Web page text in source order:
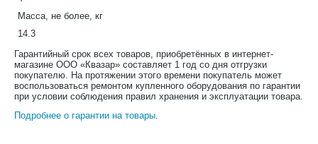
Масса, не более, кг
14.3
Гарантийный срок всех товаров, приобретённых в интернет-
магазине ООО «Квазар» составляет 1 год со дня отгрузки
покупателю. На протяжении этого времени покупатель может
воспользоваться ремонтом купленного оборудования по гарантии
при условии соблюдения правил хранения и эксплуатации товара.
Подробнее о гарантии на товары